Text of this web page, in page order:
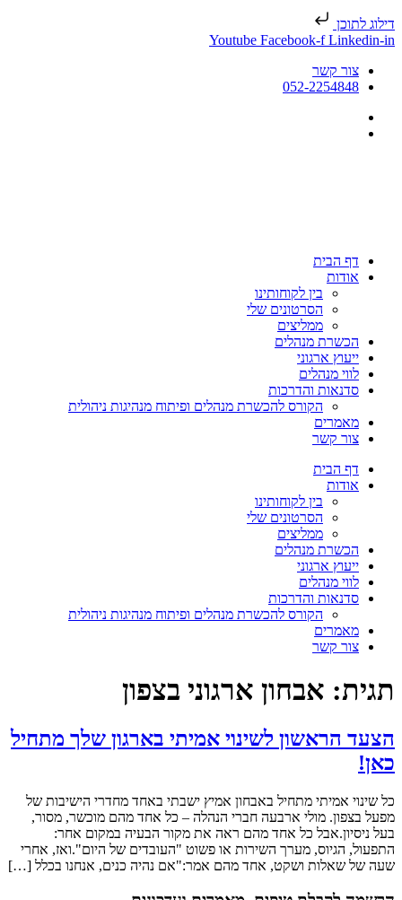
דילוג לתוכן
Youtube Facebook-f Linkedin-in
צור קשר
052-2254848
דף הבית
אודות
בין לקוחותינו
הסרטונים שלי
ממליצים
הכשרת מנהלים
ייעוץ ארגוני
לווי מנהלים
סדנאות והדרכות
הקורס להכשרת מנהלים ופיתוח מנהיגות ניהולית
מאמרים
צור קשר
דף הבית
אודות
בין לקוחותינו
הסרטונים שלי
ממליצים
הכשרת מנהלים
ייעוץ ארגוני
לווי מנהלים
סדנאות והדרכות
הקורס להכשרת מנהלים ופיתוח מנהיגות ניהולית
מאמרים
צור קשר
תגית: אבחון ארגוני בצפון
הצעד הראשון לשינוי אמיתי בארגון שלך מתחיל
כאן!
כל שינוי אמיתי מתחיל באבחון אמיץ ישבתי באחד מחדרי הישיבות של
מפעל בצפון. מולי ארבעה חברי הנהלה – כל אחד מהם מוכשר, מסור,
בעל ניסיון.אבל כל אחד מהם ראה את מקור הבעיה במקום אחר:
התפעול, הגיוס, מערך השירות או פשוט "העובדים של היום".ואז, אחרי
שעה של שאלות ושקט, אחד מהם אמר:"אם נהיה כנים, אנחנו בכלל […]